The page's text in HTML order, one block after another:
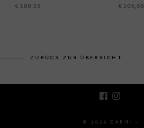
€ 109,95 € 109,95
ZURÜCK ZUR ÜBERSICHT
© 2026 CARMI -